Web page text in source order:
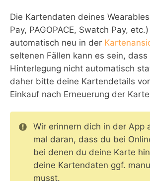
Die Kartendaten deines
Pay, PAGOPACE, Swatch Pay,
automatisch neu in der
seltenen Fällen kann es sein, dass
Hinterlegung nicht automatisch
daher bitte deine Kartendetails
Einkauf nach Erneuerung der
Wir erinnern dich in der App
mal daran, dass du bei
bei denen du deine Karte
deine Kartendaten ggf.
musst.